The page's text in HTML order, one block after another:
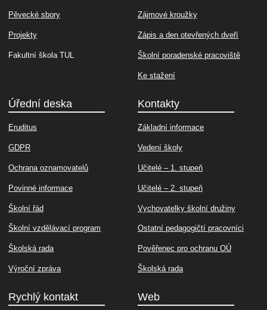
Pěvecké sbory
Projekty
Fakultní škola TUL
Zájmové kroužky
Zápis a den otevřených dveří
Školní poradenské pracoviště
Ke stažení
Úřední deska
Eruditus
GDPR
Ochrana oznamovatelů
Povinné informace
Školní řád
Školní vzdělávací program
Školská rada
Výroční zpráva
Kontakty
Základní informace
Vedení školy
Učitelé – 1. stupeň
Učitelé – 2. stupeň
Vychovatelky školní družiny
Ostatní pedagogičtí pracovníci
Pověřenec pro ochranu OÚ
Školská rada
Rychlý kontakt Web